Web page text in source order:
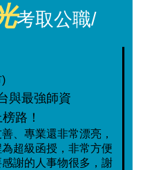
考取公職/
與最強師資
路！
、專業還非常漂亮，
超級函授，非常方便
謝的人事物很多，謝